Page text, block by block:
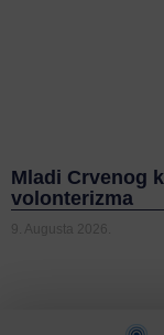
Mladi Crvenog
volonterizma
9. Augusta 2026.